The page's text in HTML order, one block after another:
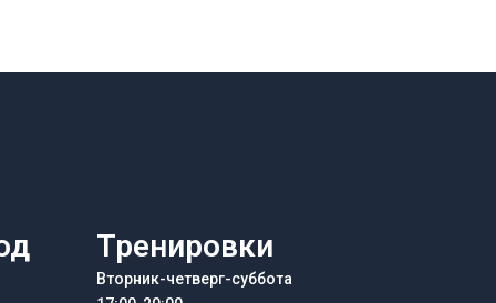
Тренировки
Вторник-четверг-суббота